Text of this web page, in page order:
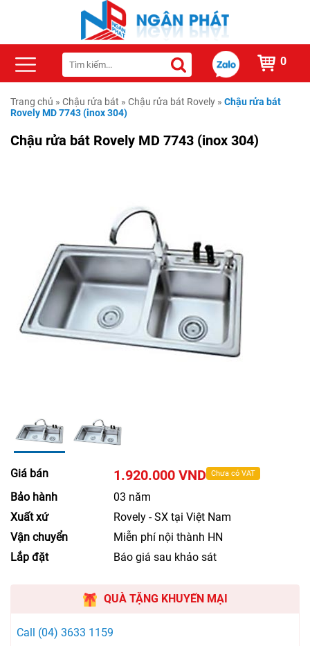
0
Trang chủ » Chậu rửa bát » Chậu rửa bát Rovely » Chậu rửa bát
Rovely MD 7743 (inox 304)
Chậu rửa bát Rovely MD 7743 (inox 304)
Giá bán 1.920.000 VND Chưa có VAT
Bảo hành
03 năm
Xuất xứ
Rovely - SX tại Việt Nam
Vận chuyển
Miễn phí nội thành HN
Lắp đặt
Báo giá sau khảo sát
QUÀ TẶNG KHUYẾN MẠI
Call (04) 3633 1159